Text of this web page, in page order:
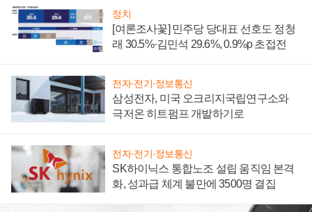
정치
[여론조사꽃] 민주당 당대표 선호도 정청
래 30.5%·김민석 29.6%, 0.9%p 초접전
전자·전기·정보통신
삼성전자, 미국 오크리지국립연구소와
극저온 히트펌프 개발하기로
전자·전기·정보통신
SK하이닉스 통합노조 설립 움직임 본격
화, 성과급 체계 불만에 3500명 결집